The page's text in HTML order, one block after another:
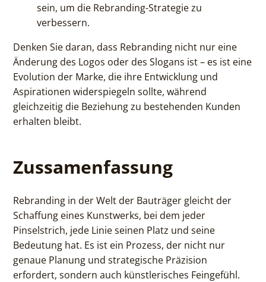
sein, um die Rebranding-Strategie zu
verbessern.
Denken Sie daran, dass Rebranding nicht nur eine
Änderung des Logos oder des Slogans ist – es ist eine
Evolution der Marke, die ihre Entwicklung und
Aspirationen widerspiegeln sollte, während
gleichzeitig die Beziehung zu bestehenden Kunden
erhalten bleibt.
Zussamenfassung
Rebranding in der Welt der Bauträger gleicht der
Schaffung eines Kunstwerks, bei dem jeder
Pinselstrich, jede Linie seinen Platz und seine
Bedeutung hat. Es ist ein Prozess, der nicht nur
genaue Planung und strategische Präzision
erfordert, sondern auch künstlerisches Feingefühl.